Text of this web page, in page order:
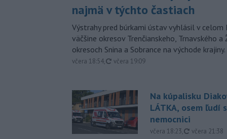
najmä v týchto častiach
Výstrahy pred búrkami ústav vyhlásil v
väčšine okresov Trenčianskeho, Trnavského a
okresoch Snina a Sobrance na východe krajiny.
včera 18:54, aktualizované
včera 19:09
Na kúpalisku
LÁTKA, osem ľudí
nemocnici
včera 18:23, aktualizované
včera 21:38